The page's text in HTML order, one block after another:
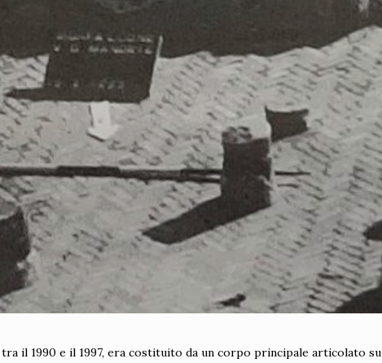
tra il 1990 e il 1997, era costituito da un corpo principale articolato